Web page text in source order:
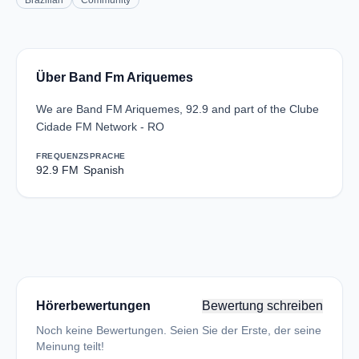
Über Band Fm Ariquemes
We are Band FM Ariquemes, 92.9 and part of the Clube
Cidade FM Network - RO
FREQUENZ
92.9 FM
SPRACHE
Spanish
Hörerbewertungen Bewertung schreiben
Noch keine Bewertungen. Seien Sie der Erste, der seine
Meinung teilt!